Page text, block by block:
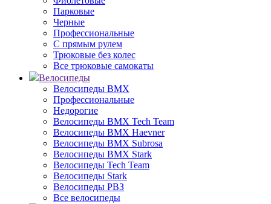
Парковые
Черные
Профессиональные
С прямым рулем
Трюковые без колес
Все трюковые самокаты
Велосипеды
Велосипеды BMX
Профессиональные
Недорогие
Велосипеды BMX Tech Team
Велосипеды BMX Haevner
Велосипеды BMX Subrosa
Велосипеды BMX Stark
Велосипеды Tech Team
Велосипеды Stark
Велосипеды РВЗ
Все велосипеды